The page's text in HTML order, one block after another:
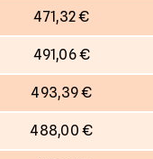
471,32 €
491,06 €
493,39 €
488,00 €